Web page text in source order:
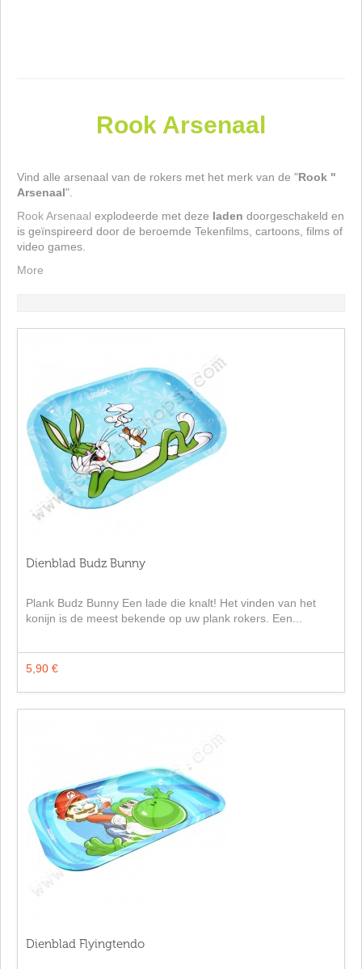
Rook Arsenaal
Vind alle arsenaal van de rokers met het merk van de "Rook "
Arsenaal".
Rook Arsenaal explodeerde met deze laden doorgeschakeld en
is geïnspireerd door de beroemde Tekenfilms, cartoons, films of
video games.
More
Dienblad Budz Bunny
Plank Budz Bunny Een lade die knalt! Het vinden van het
konijn is de meest bekende op uw plank rokers. Een...
5,90 €
Dienblad Flyingtendo